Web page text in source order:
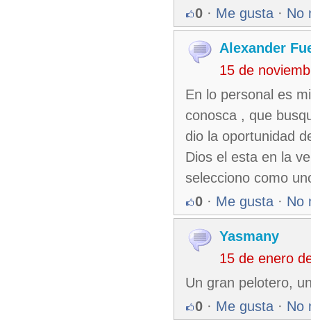
0 · Me gusta · No
Alexander
15 de
En lo personal es
conosca , que
dio la oportunidad
Dios el esta en la
selecciono como
0 · Me gusta · No
Yasmany
15 de enero
Un gran pelotero,
0 · Me gusta · No